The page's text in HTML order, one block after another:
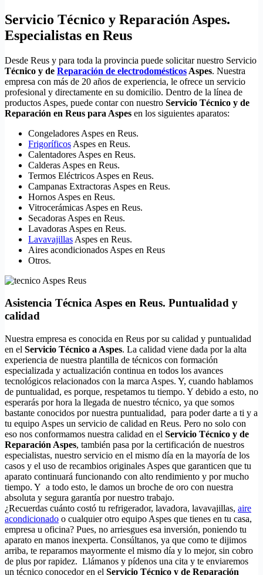
Servicio Técnico y Reparación Aspes.
Especialistas en Reus
Desde Reus y para toda la provincia puede solicitar nuestro Servicio
Técnico y de Reparación de electrodomésticos Aspes. Nuestra
empresa con más de 20 años de experiencia, le ofrece un servicio
profesional y directamente en su domicilio. Dentro de la línea de
productos Aspes, puede contar con nuestro Servicio Técnico y de
Reparación en Reus para Aspes en los siguientes aparatos:
Congeladores Aspes en Reus.
Frigoríficos Aspes en Reus.
Calentadores Aspes en Reus.
Calderas Aspes en Reus.
Termos Eléctricos Aspes en Reus.
Campanas Extractoras Aspes en Reus.
Hornos Aspes en Reus.
Vitrocerámicas Aspes en Reus.
Secadoras Aspes en Reus.
Lavadoras Aspes en Reus.
Lavavajillas Aspes en Reus.
Aires acondicionados Aspes en Reus
Otros.
Asistencia Técnica Aspes en Reus. Puntualidad y
calidad
Nuestra empresa es conocida en Reus por su calidad y puntualidad
en el Servicio Técnico a Aspes. La calidad viene dada por la alta
experiencia de nuestra plantilla de técnicos con formación
especializada y actualización continua en todos los avances
tecnológicos relacionados con la marca Aspes. Y, cuando hablamos
de puntualidad, es porque, respetamos tu tiempo. Y debido a esto, no
esperarás por hora la llegada de nuestro técnico, ya que somos
bastante conocidos por nuestra puntualidad, para poder darte a ti y a
tu equipo Aspes un servicio de calidad en Reus. Pero no solo con
eso nos conformamos nuestra calidad en el Servicio Técnico y de
Reparación Aspes, también pasa por la certificación de nuestros
especialistas, nuestro servicio en el mismo día en la mayoría de los
casos y el uso de recambios originales Aspes que garanticen que tu
aparato continuará funcionando con alto rendimiento y por mucho
tiempo. Y a todo esto, le damos un broche de oro con nuestra
absoluta y segura garantía por nuestro trabajo.
¿Recuerdas cuánto costó tu refrigerador, lavadora, lavavajillas, aire
acondicionado o cualquier otro equipo Aspes que tienes en tu casa,
empresa u oficina? Pues, no arriesgues esa inversión, poniendo tu
aparato en manos inexperta. Consúltanos, ya que como te dijimos
arriba, te reparamos mayormente el mismo día y lo mejor, sin cobro
de plus por rapidez. Llámanos y pídenos una cita y te enviaremos
un técnico conocedor en el Servicio Técnico y de Reparación